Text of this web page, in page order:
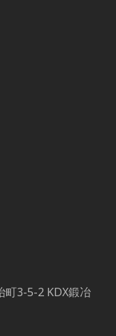
町3-5-2 KDX鍛冶